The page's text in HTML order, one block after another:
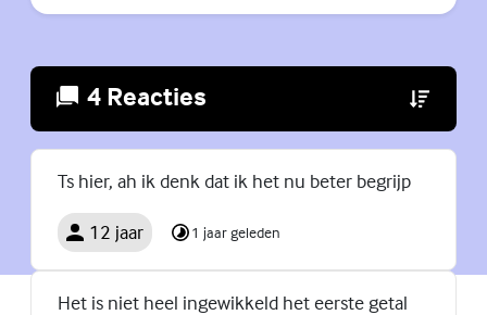
4 Reacties (Externe
Ts hier, ah ik denk dat ik het nu beter begrijp
12 jaar 1 jaar geleden
Het is niet heel ingewikkeld het eerste getal